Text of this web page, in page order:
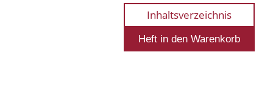
Inhaltsverzeichnis